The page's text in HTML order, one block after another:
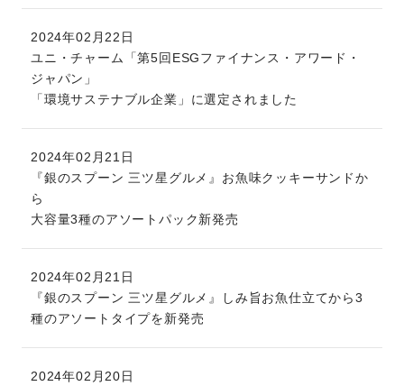
2024年02月22日
ユニ・チャーム「第5回ESGファイナンス・アワード・
ジャパン」
「環境サステナブル企業」に選定されました
2024年02月21日
『銀のスプーン 三ツ星グルメ』お魚味クッキーサンドか
ら
大容量3種のアソートパック新発売
2024年02月21日
『銀のスプーン 三ツ星グルメ』しみ旨お魚仕立てから3
種のアソートタイプを新発売
2024年02月20日